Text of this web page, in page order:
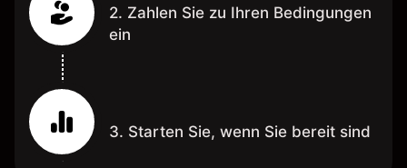
2. Zahlen Sie zu Ihren Bedingungen
ein
3. Starten Sie, wenn Sie bereit sind